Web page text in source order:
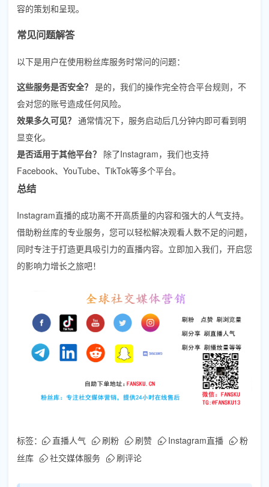
容的策划和呈现。
常见问题解答
以下是用户在使用粉丝库服务时常问的问题：
这些服务是否安全？ 是的，我们的操作完全符合平台规则，不
会对您的账号造成任何风险。
效果多久可见？ 通常情况下，服务启动后几分钟内即可看到明
显变化。
是否适用于其他平台？ 除了Instagram，我们也支持
Facebook、YouTube、TikTok等多个平台。
总结
Instagram直播的成功离不开高质量的内容和强大的人气支持。
借助粉丝库的专业服务，您可以轻松解决观看人数不足的问题，
同时专注于打造更具吸引力的直播内容。立即加入我们，开启您
的影响力增长之旅吧！
标签： 直播人气 刷粉 刷赞 Instagram直播
粉
丝库
社交媒体服务 刷评论